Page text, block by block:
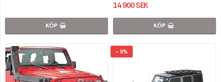
KÖP
14 900 SEK
KÖP
- 9%